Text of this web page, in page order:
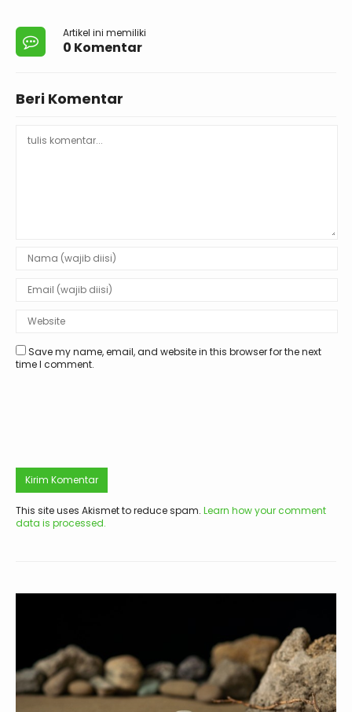
Artikel ini memiliki
0 Komentar
Beri Komentar
Save my name, email, and website in this browser for the next
time I comment.
This site uses Akismet to reduce spam. Learn how your comment
data is processed.